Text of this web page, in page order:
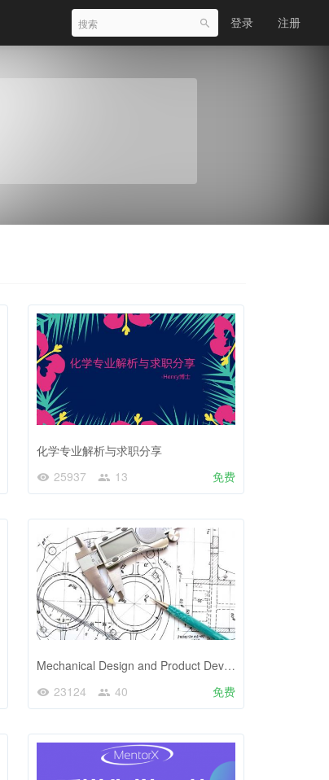
登录 注册
化学专业解析与求职分享
25937
13 免费
Mechanical Design and Product Development
23124
40 免费